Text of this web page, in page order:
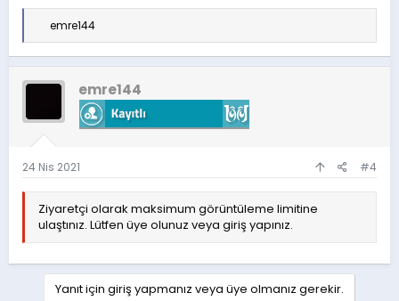
T
i
r
emre144
emre144
24 Nis 2021 #4
Ziyaretçi olarak maksimum görüntüleme limitine
ulaştınız. Lütfen üye olunuz veya giriş yapınız.
Yanıt için giriş yapmanız veya üye olmanız gerekir.